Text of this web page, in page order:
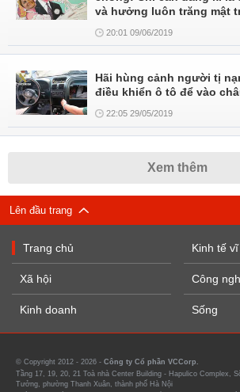
và hưởng luôn trăng mật
20:01 09/06/2019
Hãi hùng cảnh người tị
điều khiển ô tô để vào
22:05 29/05/2019
Xem thêm
Lên đầu trang
Trang chủ
Xã hội
Kinh doanh
Kinh tế
Công
Sống
© Copyright 2012 - 2026 - Công ty Cổ phần VCCorp.
Tầng 17, 19, 20, 21 Toà nhà Center Building - Hapulico Complex,
Tưởng, phường Thanh Xuân, thành phố Hà Nội